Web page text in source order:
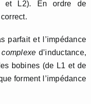
et L2). En ordre de
parfait et l’impédance
complexe d’inductance,
bobines (de L1 et de
forment l’impédance